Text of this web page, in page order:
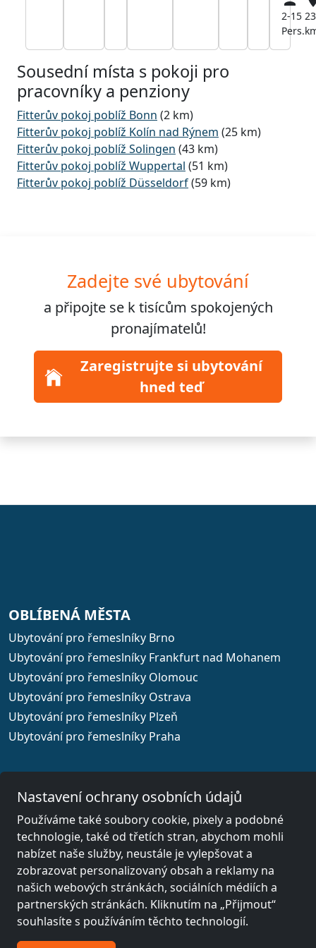
2-15
Pers.
Sousední místa s pokoji pro
pracovníky a penziony
Fitterův pokoj poblíž Bonn (2 km)
Fitterův pokoj poblíž Kolín nad Rýnem (25 km)
Fitterův pokoj poblíž Solingen (43 km)
Fitterův pokoj poblíž Wuppertal (51 km)
Fitterův pokoj poblíž Düsseldorf(59 km)
Zadejte své ubytování
a připojte se ktisícům spokojených
pronajímatelů!
Zaregistrujte si ubytování
hned teď
OBLÍBENÁ MĚSTA
Ubytování pro řemeslníky Brno
Ubytování pro řemeslníky Frankfurt nad Mohanem
Ubytování pro řemeslníky Olomouc
Ubytování pro řemeslníky Ostrava
Ubytování pro řemeslníky Plzeň
Ubytování pro řemeslníky Praha
Výběr země
© 2026 www.xodomo.cz
Otisk
Všeobecné obchodní podmínky
Ochrana dat
Pravidla pro zrušení
Nastavení ochrany osobních údajů
Používáme také soubory cookie, pixely a podobné
technologie, také od třetích stran, abychom mohli
nabízet naše služby, neustále je vylepšovat a
zobrazovat personalizovaný obsah a reklamy na
našich webových stránkách, sociálních médiích a
partnerských stránkách. Kliknutím na „Přijmout“
souhlasíte s používáním těchto technologií.